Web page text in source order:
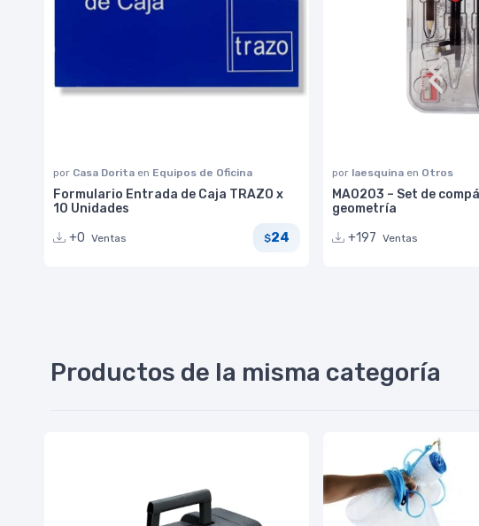
por Casa Dorita en Equipos de Oficina
Formulario Entrada de Caja TRAZO x
10 Unidades
+0 Ventas $24
por laesquina en Otros
MA0203 – Set de
geometría
+197 Ventas
Productos de la misma categoría